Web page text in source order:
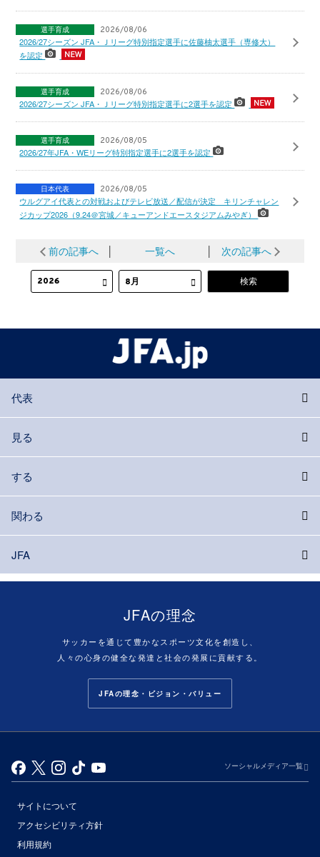
選手育成 2026/08/06
2026/27シーズン JFA・Ｊリーグ特別指定選手に佐藤柚太選手（専修大）
を認定
選手育成 2026/08/06
2026/27シーズン JFA・Ｊリーグ特別指定選手に2選手を認定
選手育成 2026/08/05
2026/27年JFA・WEリーグ特別指定選手に2選手を認定
日本代表 2026/08/05
ウルグアイ代表との対戦およびテレビ放送／配信が決定 キリンチャレン
ジカップ2026（9.24＠宮城／キューアンドエースタジアムみやぎ）
前の記事へ 一覧へ 次の記事へ
代表
見る
する
関わる
JFA
JFAの理念
サッカーを通じて豊かなスポーツ文化を創造し、
人々の心身の健全な発達と社会の発展に貢献する。
JFAの理念・ビジョン・バリュー
ソーシャルメディア一覧
サイトについて
アクセシビリティ方針
利用規約